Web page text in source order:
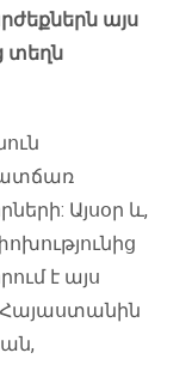
այս
տեղն
Այսօր և,
է այս
Հայաստանին